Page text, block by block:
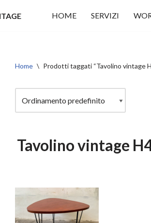
HOME SERVIZI
Home \ Prodotti taggati “Tavolino vintage
Tavolino vintage